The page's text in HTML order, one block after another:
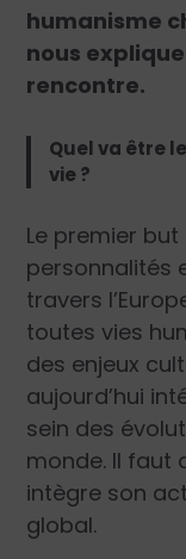
humanisme
nous
rencontre.
Quel va être
vie ?
Le premier
personnalités
travers
toutes vies
des enjeux
aujourd’hui
sein des
monde. Il faut
intègre son
global.